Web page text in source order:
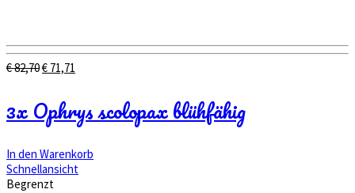
€82,70Ursprünglicher
€ 82,70
€ 71,71
€ 71,71.
3x Ophrys scolopax blühfähig
In den Warenkorb
Schnellansicht
Begrenzt